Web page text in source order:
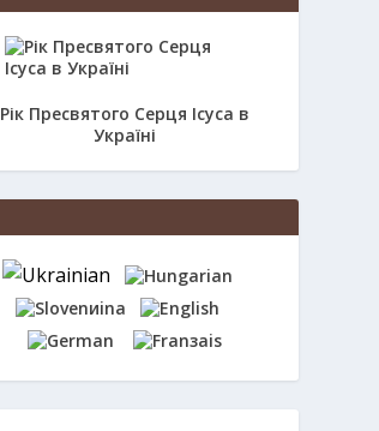
Рік Пресвятого Серця Ісуса в
Україні